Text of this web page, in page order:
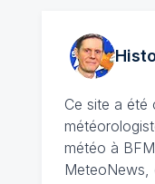
Ce site a été
météo à
MeteoNews,